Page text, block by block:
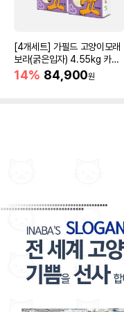
[4개세트] 가필드 고양이모래
보라(굵은입자) 4.55kg 카사
바모래
14% 84,900원